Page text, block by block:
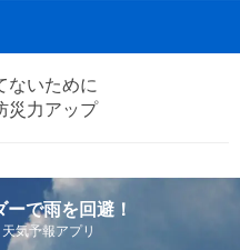
ないために
災力アップ
ーで雨を回避！
気予報アプリ